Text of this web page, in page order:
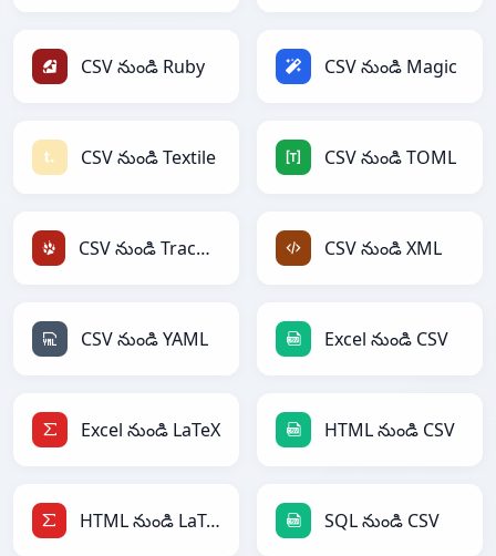
CSV నుండి Ruby CSV నుండి Magic
CSV నుండి Textile CSV నుండి TOML
CSV నుండి TracWiki CSV నుండి XML
CSV నుండి YAML Excel నుండి CSV
Excel నుండి LaTeX HTML నుండి CSV
HTML నుండి LaTeX SQL నుండి CSV